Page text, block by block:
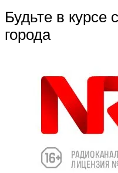
Будьте в курсе
города